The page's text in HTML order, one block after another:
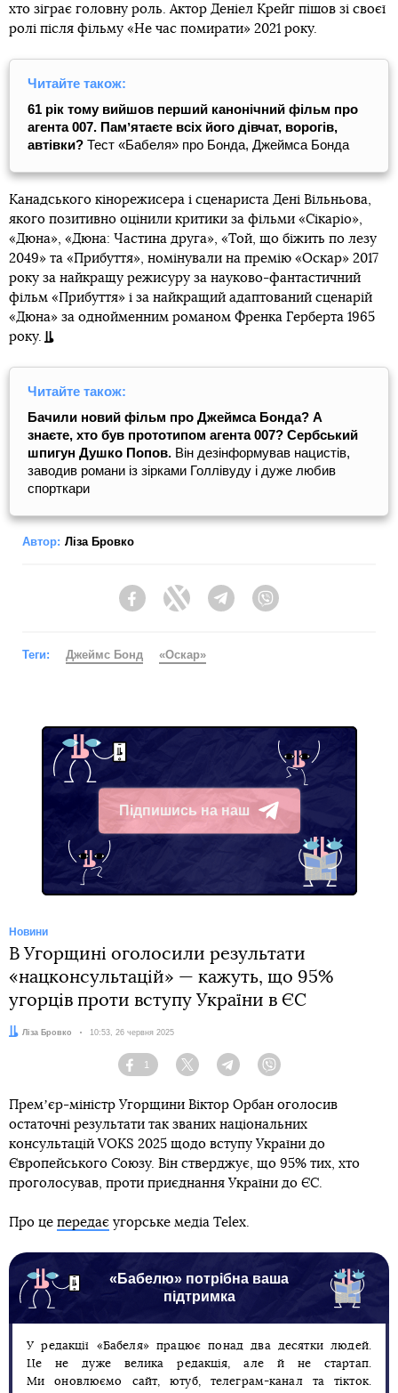
хто зіграє головну роль. Актор Деніел Крейг пішов зі своєї
ролі після фільму «Не час помирати» 2021 року.
Читайте також:
61 рік тому вийшов перший канонічний фільм про
агента 007. Памʼятаєте всіх його дівчат, ворогів,
автівки? Тест «Бабеля» про Бонда, Джеймса Бонда
Канадського кінорежисера і сценариста Дені Вільньова,
якого позитивно оцінили критики за фільми «Сікаріо»,
«Дюна», «Дюна: Частина друга», «Той, що біжить по лезу
2049» та «Прибуття», номінували на премію «Оскар» 2017
року за найкращу режисуру за науково-фантастичний
фільм «Прибуття» і за найкращий адаптований сценарій
«Дюна» за однойменним романом Френка Герберта 1965
року.
Читайте також:
Бачили новий фільм про Джеймса Бонда? А
знаєте, хто був прототипом агента 007? Сербський
шпигун Душко Попов. Він дезінформував нацистів,
заводив романи із зірками Голлівуду і дуже любив
спорткари
Автор: Ліза Бровко
FacebookTwitter Telegram
Теги: Джеймс Бонд «Оскар»
Підпишись на наш
Telegram
Новини
В Угорщині оголосили результати
«нацконсультацій» — кажуть, що 95%
угорців проти вступу України в ЄС
Автор:
Ліза Бровко Дата:
10:53, 26 червня 2025
Facebook
1
Twitter TelegramViber
Премʼєр-міністр Угорщини Віктор Орбан оголосив
остаточні результати так званих національних
консультацій VOKS 2025 щодо вступу України до
Європейського Союзу. Він стверджує, що 95% тих, хто
проголосував, проти приєднання України до ЄС.
Про це передає угорське медіа Telex.
«Бабелю» потрібна ваша
підтримка
У редакції «Бабеля» працює понад два десятки людей.
Це не дуже велика редакція, але й не стартап.
Ми оновлюємо сайт, ютуб, телеграм-канал та тікток.